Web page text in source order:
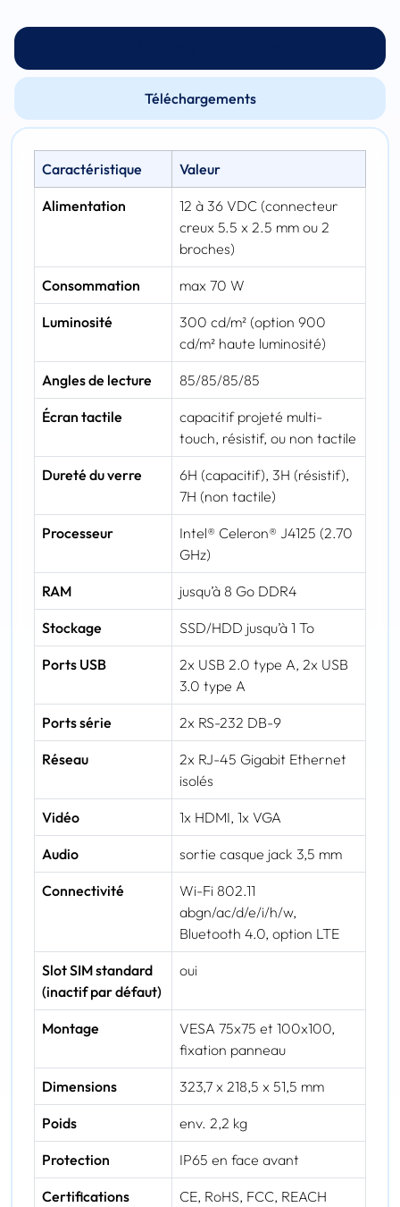
Téléchargements
Caractéristique Valeur
Alimentation
12 à 36 VDC (connecteur
creux 5.5 x 2.5 mm ou 2
broches)
Consommation max 70 W
Luminosité
300 cd/m² (option 900
cd/m² haute luminosité)
Angles de lecture 85/85/85/85
Écran tactile
capacitif projeté multi-
touch, résistif, ou non tactile
Dureté du verre
6H (capacitif), 3H (résistif),
7H (non tactile)
Processeur
Intel® Celeron® J4125 (2.70
GHz)
RAM jusqu’à 8 Go DDR4
Stockage SSD/HDD jusqu’à 1 To
Ports USB
2x USB 2.0 type A, 2x USB
3.0 type A
Ports série 2x RS-232 DB-9
Réseau
2x RJ-45 Gigabit Ethernet
isolés
Vidéo 1x HDMI, 1x VGA
Audio sortie casque jack 3,5 mm
Connectivité
Wi-Fi 802.11
abgn/ac/d/e/i/h/w,
Bluetooth 4.0, option LTE
Slot SIM standard
(inactif par défaut)
oui
Montage
VESA 75x75 et 100x100,
fixation panneau
Dimensions 323,7 x 218,5 x 51,5 mm
Poids env. 2,2 kg
Protection IP65 en face avant
Certifications CE, RoHS, FCC, REACH